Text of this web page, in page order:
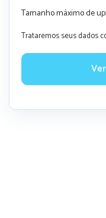
Tamanho máximo de
Trataremos seus dados